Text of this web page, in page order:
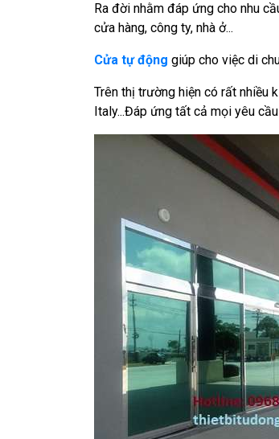
Ra đời nhằm đáp ứng cho nhu
cửa hàng, công ty, nhà ở...
Cửa tự động giúp cho việc di
Trên thị trường hiện có rất nhiều
Italy...Đáp ứng tất cả mọi yêu